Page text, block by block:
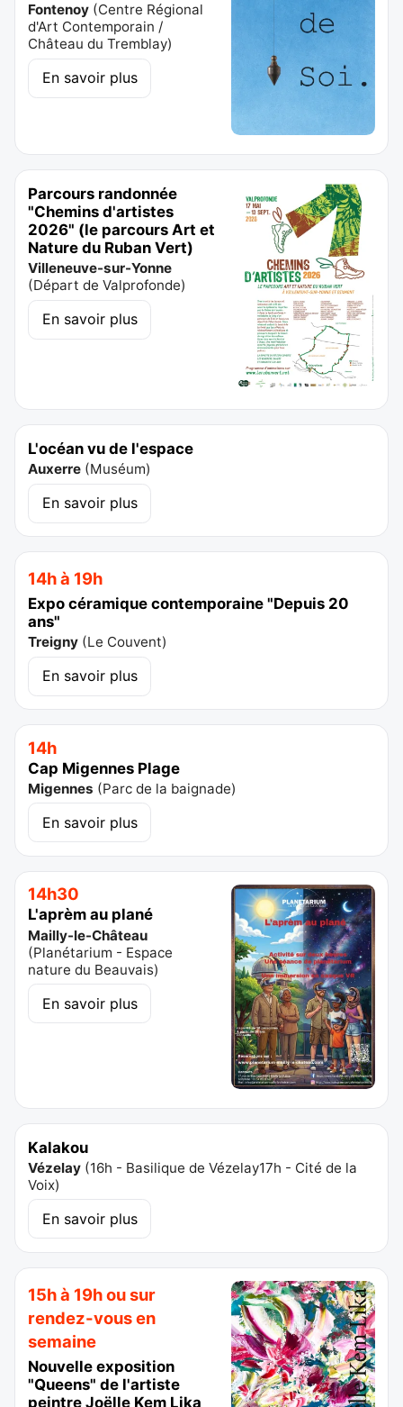
Fontenoy (Centre Régional
d'Art Contemporain /
Château du Tremblay)
En savoir plus
Parcours randonnée
"Chemins d'artistes
2026" (le parcours Art et
Nature du Ruban Vert)
Villeneuve-sur-Yonne
(Départ de Valprofonde)
En savoir plus
L'océan vu de l'espace
Auxerre (Muséum)
En savoir plus
14h à 19h
Expo céramique contemporaine "Depuis 20
ans"
Treigny (Le Couvent)
En savoir plus
14h
Cap Migennes Plage
Migennes (Parc de la baignade)
En savoir plus
14h30
L'aprèm au plané
Mailly-le-Château
(Planétarium - Espace
nature du Beauvais)
En savoir plus
Kalakou
Vézelay (16h - Basilique de Vézelay17h - Cité de la
Voix)
En savoir plus
15h à 19h ou sur
rendez-vous en
semaine
Nouvelle exposition
"Queens" de l'artiste
peintre Joëlle Kem Lika